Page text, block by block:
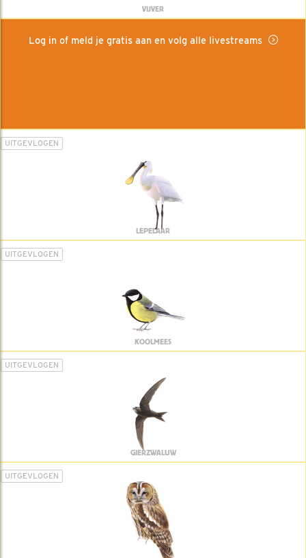
VIJVER
Log in of meld je gratis aan en volg alle livestreams
UITGEVLOGEN
LEPELAAR
UITGEVLOGEN
KOOLMEES
UITGEVLOGEN
GIERZWALUW
UITGEVLOGEN